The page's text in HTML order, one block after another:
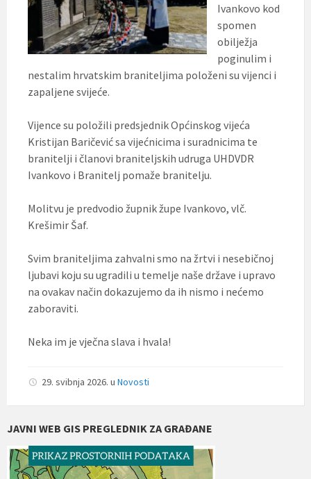
Ivankovo kod
spomen
obilježja
poginulim i
nestalim hrvatskim braniteljima položeni su vijenci i
zapaljene svijeće.
Vijence su položili predsjednik Općinskog vijeća
Kristijan Baričević sa vijećnicima i suradnicima te
branitelji i članovi braniteljskih udruga UHDVDR
Ivankovo i Branitelj pomaže branitelju.
Molitvu je predvodio župnik župe Ivankovo, vlč.
Krešimir Šaf.
Svim braniteljima zahvalni smo na žrtvi i nesebičnoj
ljubavi koju su ugradili u temelje naše države i upravo
na ovakav način dokazujemo da ih nismo i nećemo
zaboraviti.
Neka im je vječna slava i hvala!
29. svibnja 2026. u Novosti
JAVNI WEB GIS PREGLEDNIK ZA GRAĐANE